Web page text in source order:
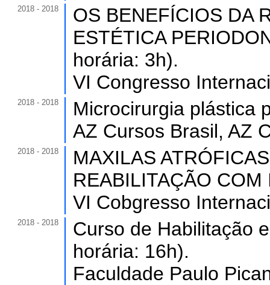
2018 - 2018
OS BENEFÍCIOS DA
ESTÉTICA
horária: 3h).
VI Congresso
2018 - 2018
Microcirurgia plástica
AZ Cursos Brasil, AZ
2018 - 2018
MAXILAS
REABILITAÇÃO
VI Cobgresso
2018 - 2018
Curso de Habilitação
horária: 16h).
Faculdade Paulo